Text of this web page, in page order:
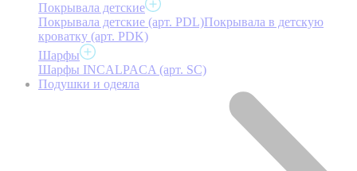
Покрывала детские
Покрывала детские (арт. PDL)Покрывала в детскую
кроватку (арт. PDK)
Шарфы
Шарфы INCALPACA (арт. SC)
Подушки и одеяла